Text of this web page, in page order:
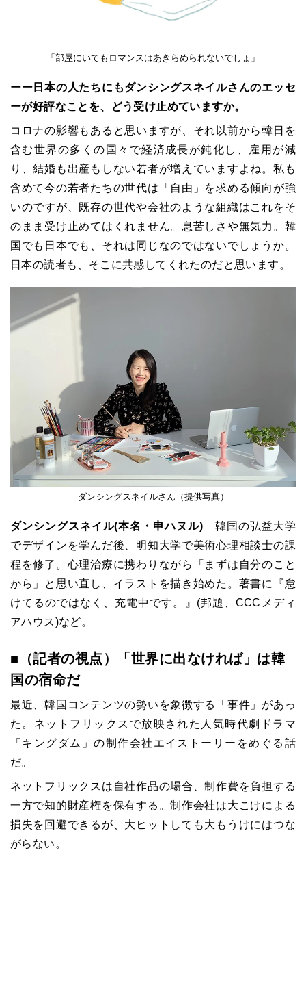
「部屋にいてもロマンスはあきらめられないでしょ」
ーー日本の人たちにもダンシングスネイルさんのエッセ
ーが好評なことを、どう受け止めていますか。
コロナの影響もあると思いますが、それ以前から韓日を
含む世界の多くの国々で経済成長が鈍化し、雇用が減
り、結婚も出産もしない若者が増えていますよね。私も
含めて今の若者たちの世代は「自由」を求める傾向が強
いのですが、既存の世代や会社のような組織はこれをそ
のまま受け止めてはくれません。息苦しさや無気力。韓
国でも日本でも、それは同じなのではないでしょうか。
日本の読者も、そこに共感してくれたのだと思います。
ダンシングスネイルさん（提供写真）
ダンシングスネイル(本名・申ハヌル) 韓国の弘益大学
でデザインを学んだ後、明知大学で美術心理相談士の課
程を修了。心理治療に携わりながら「まずは自分のこと
から」と思い直し、イラストを描き始めた。著書に『怠
けてるのではなく、充電中です。』(邦題、CCCメディ
アハウス)など。
■（記者の視点）「世界に出なければ」は韓
国の宿命だ
最近、韓国コンテンツの勢いを象徴する「事件」があっ
た。ネットフリックスで放映された人気時代劇ドラマ
「キングダム」の制作会社エイストーリーをめぐる話
だ。
ネットフリックスは自社作品の場合、制作費を負担する
一方で知的財産権を保有する。制作会社は大こけによる
損失を回避できるが、大ヒットしても大もうけにはつな
がらない。